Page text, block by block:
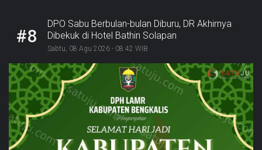
#8
DPO Sabu Berbulan-bulan Diburu, DR Akhirnya
Dibekuk di Hotel Bathin Solapan
Sabtu, 08 Agu 2026 - 08:42 WIB